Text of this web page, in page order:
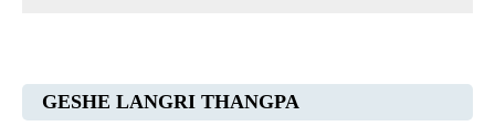
GESHE LANGRI THANGPA